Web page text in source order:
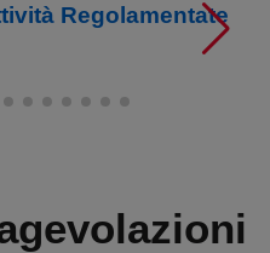
Regolamentate